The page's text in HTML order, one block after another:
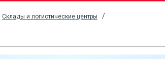
Склады и логистические центры /